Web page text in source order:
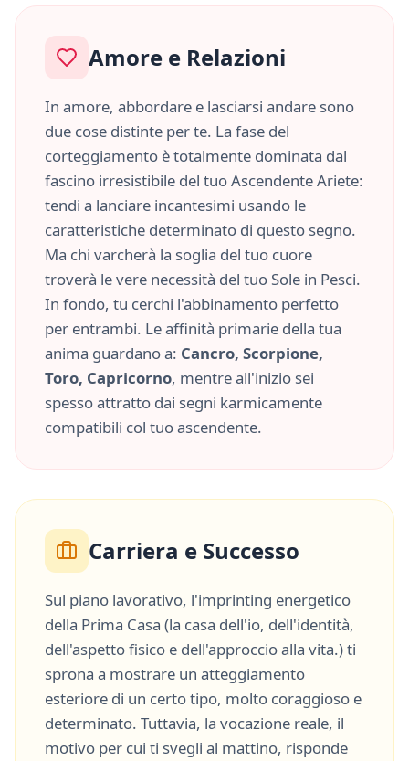
Amore e Relazioni
In amore, abbordare e lasciarsi andare sono
due cose distinte per te. La fase del
corteggiamento è totalmente dominata dal
fascino irresistibile del tuo AscendenteAriete:
tendi a lanciare incantesimi usando le
caratteristiche determinato di questo segno.
Ma chi varcherà la soglia del tuo cuore
troverà le vere necessità del tuo Sole in Pesci.
In fondo, tu cerchi l'abbinamento perfetto
per entrambi. Le affinità primarie della tua
anima guardano a: Cancro, Scorpione,
Toro, Capricorno, mentre all'inizio sei
spesso attratto dai segni karmicamente
compatibili col tuo ascendente.
Carriera e Successo
Sul piano lavorativo, l'imprinting energetico
della Prima Casa (la casa dell'io, dell'identità,
dell'aspetto fisico e dell'approccio alla vita.) ti
sprona a mostrare un atteggiamento
esteriore di un certo tipo, molto coraggioso e
determinato. Tuttavia, la vocazione reale, il
motivo per cui ti svegli al mattino, risponde